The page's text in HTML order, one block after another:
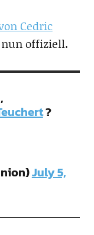
Cedric
offiziell.
?
July 5,